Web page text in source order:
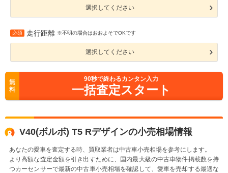
選択してください
必須 走行距離 ※不明の場合はおおよそでOKです
選択してください
無
料
90秒で終わるカンタン入力
一括査定スタート
V40(ボルボ) T5 Rデザインの小売相場情報
あなたの愛車を査定する時、買取業者は中古車小売相場を参考にします。
より高額な査定金額を引き出すために、国内最大級の中古車物件掲載数を持
つカーセンサーで最新の中古車小売相場を確認して、愛車を売却する最適な